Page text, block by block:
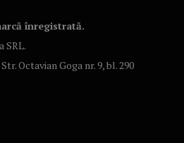
înregistrată.
SRL.
Octavian Goga nr. 9, bl. 290